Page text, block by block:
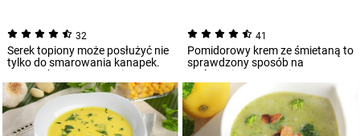
32
Serek topiony może posłużyć nie
tylko do smarowania kanapek.
Na jego bazie przygotujesz
pyszny, g...
41
Pomidorowy krem ze śmietaną to
sprawdzony sposób na
wyśmienitą zupę. Jej
przygotowanie jest wyjąt...